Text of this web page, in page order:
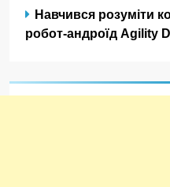
Навчився розуміти
робот-андроїд Agility